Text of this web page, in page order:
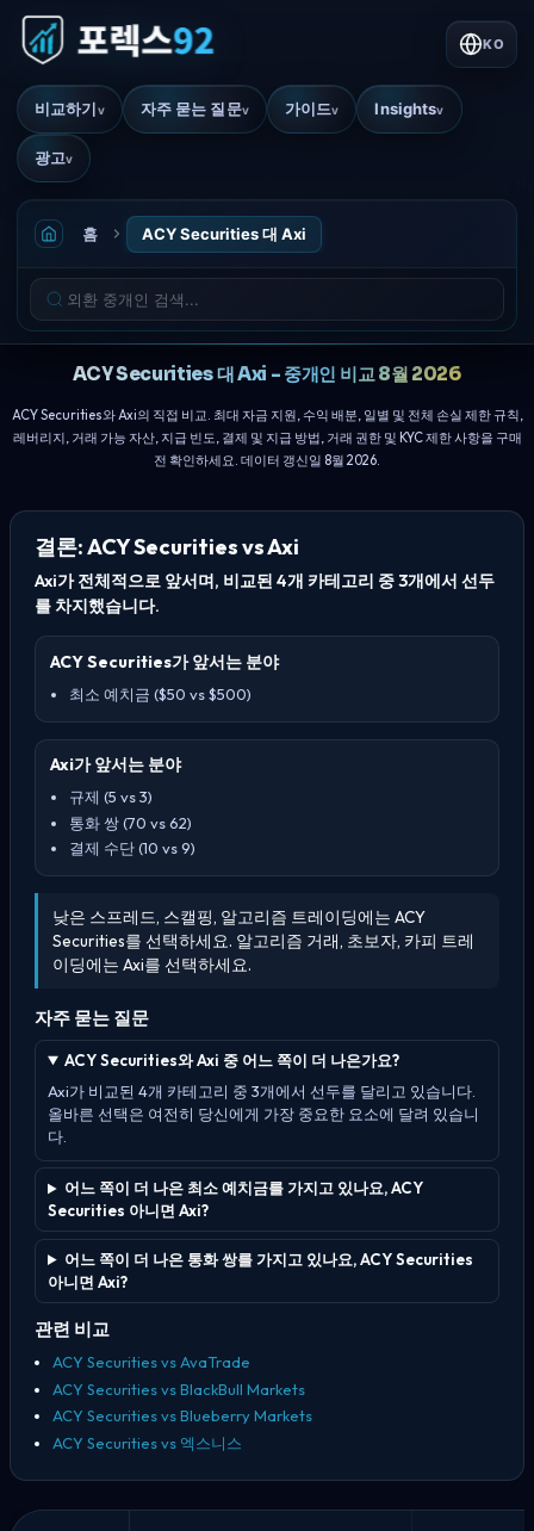
비교하기v 자주 묻는 질문v 가이드v Insightsv
광고v
KO
홈 ACY Securities 대 Axi
ACY Securities 대 Axi - 중개인 비교 8월 2026
ACY Securities와 Axi의 직접 비교. 최대 자금 지원, 수익 배분, 일별 및 전체 손실 제한 규칙,
레버리지, 거래 가능 자산, 지급 빈도, 결제 및 지급 방법, 거래 권한 및 KYC 제한 사항을 구매
전 확인하세요. 데이터 갱신일 8월 2026.
결론: ACY Securities vs Axi
Axi가 전체적으로 앞서며, 비교된 4개 카테고리 중 3개에서 선두
를 차지했습니다.
ACY Securities가 앞서는 분야
최소 예치금 ($50 vs $500)
Axi가 앞서는 분야
규제 (5 vs 3)
통화 쌍 (70 vs 62)
결제 수단 (10 vs 9)
낮은 스프레드, 스캘핑, 알고리즘 트레이딩에는 ACY
Securities를 선택하세요. 알고리즘 거래, 초보자, 카피 트레
이딩에는 Axi를 선택하세요.
자주 묻는 질문
ACY Securities와 Axi 중 어느 쪽이 더 나은가요?
Axi가 비교된 4개 카테고리 중 3개에서 선두를 달리고 있습니다.
올바른 선택은 여전히 당신에게 가장 중요한 요소에 달려 있습니
다.
어느 쪽이 더 나은 최소 예치금를 가지고 있나요, ACY
Securities 아니면 Axi?
어느 쪽이 더 나은 통화 쌍를 가지고 있나요, ACY Securities
아니면 Axi?
관련 비교
ACY Securities vs AvaTrade
ACY Securities vs BlackBull Markets
ACY Securities vs Blueberry Markets
ACY Securities vs 엑스니스